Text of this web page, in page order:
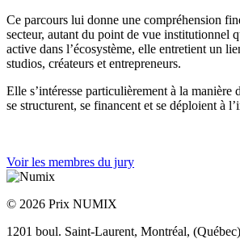
Ce parcours lui donne une compréhension
secteur, autant du point de vue institutionnel
active dans l’écosystème, elle entretient un
studios, créateurs et entrepreneurs.
Elle s’intéresse particulièrement à la manière
se structurent, se financent et se déploient à
Voir les membres du jury
© 2026 Prix NUMIX
1201 boul. Saint-Laurent, Montréal,